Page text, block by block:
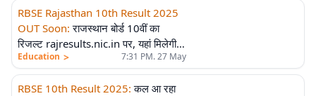
RBSE Rajasthan 10th Result 2025
OUT Soon: राजस्थान बोर्ड 10वीं का
रिजल्ट rajresults.nic.in पर, यहां मिलेगी
मार्कशीट
Education > 7:31 PM. 27 May
RBSE 10th Result 2025: कल आ रहा